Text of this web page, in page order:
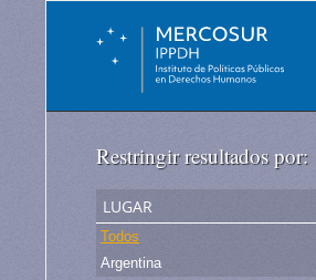
Restringir resultados por:
lugar
Todos
Argentina